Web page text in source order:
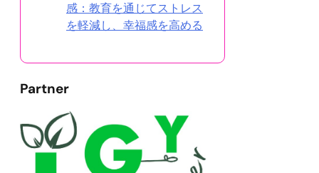
感：教育を通じてストレス
を軽減し、幸福感を高める
Partner